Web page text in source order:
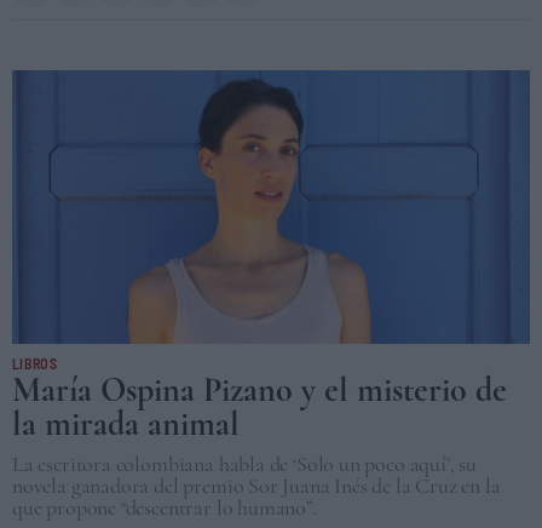
LIBROS
María Ospina Pizano y el misterio de
la mirada animal
La escritora colombiana habla de ‘Solo un poco aquí’, su
novela ganadora del premio Sor Juana Inés de la Cruz en la
que propone “descentrar lo humano”.